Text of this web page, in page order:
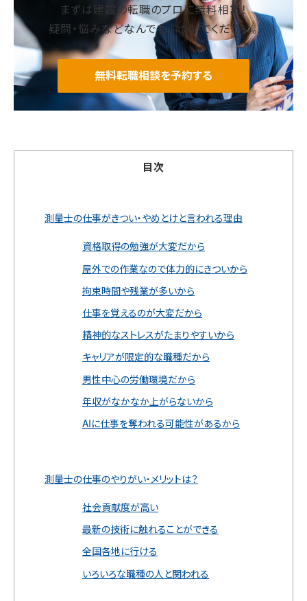
まずは建設の転職のプロに無料相談！
疑問・悩みなどなんでもぶつけてください。
無料転職相談を予約する
目次
測量士の仕事がきつい・やめとけと言われる理由
資格取得の勉強が大変だから
屋外での作業なので体力的にきついから
拘束時間や残業が多いから
仕事を覚えるのが大変だから
精神的なストレスがたまりやすいから
キャリアが限定的な職種だから
男性中心の労働環境だから
年収がなかなか上がらないから
AIに仕事を奪われる可能性があるから
測量士の仕事のやりがい・メリットは？
社会貢献度が高い
最新の技術に触れることができる
全国各地に行ける
いろいろな職種の人と関われる